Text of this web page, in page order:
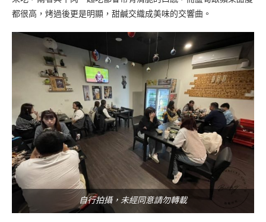
都很高，烤過後更是明顯，甜鹹交織成美味的交響曲。
自行拍攝，未經同意請勿轉載